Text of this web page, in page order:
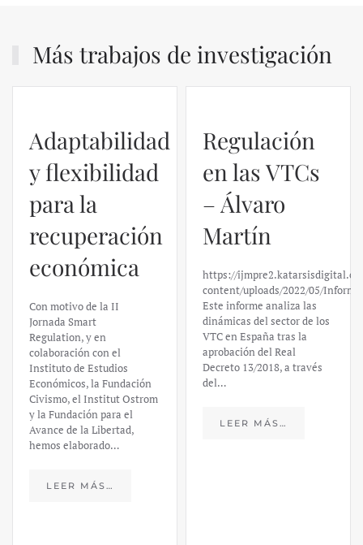
Más trabajos de investigación
Regulación
en las VTCs
– Álvaro
Martín
https://ijmpre2.katarsisdigital.com/wp-
content/uploads/2022/05/Informe_sobre_las_VTC.pdf
Este informe analiza las
dinámicas del sector de los
VTC en España tras la
aprobación del Real
Decreto 13/2018, a través
del…
LEER MÁS…
El caso de
Silicon
Valley Bank:
un análisis
financiero –
Daniel
Fernández